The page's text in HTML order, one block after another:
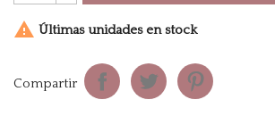
 Últimas unidades en stock
Compartir